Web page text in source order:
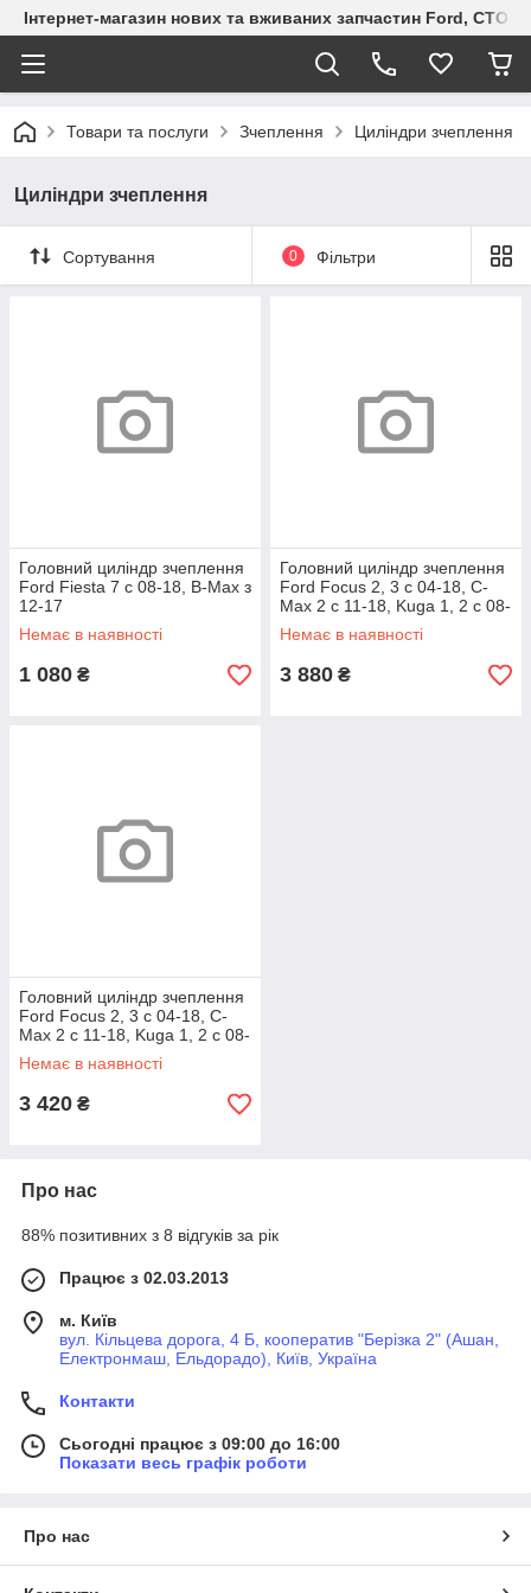
Інтернет-магазин нових та вживаних запчастин Ford, СТО
Товари та послуги Зчеплення Циліндри зчеплення
Циліндри зчеплення
Сортування 0 Фільтри
Головний циліндр зчеплення
Ford Fiesta 7 c 08-18, B-Max з
12-17
Немає в наявності
1 080 ₴
Головний циліндр зчеплення
Ford Focus 2, 3 c 04-18, C-
Max 2 c 11-18, Kuga 1, 2 c 08-
19, з датчиком
Немає в наявності
3 880 ₴
Головний циліндр зчеплення
Ford Focus 2, 3 c 04-18, C-
Max 2 c 11-18, Kuga 1, 2 c 08-
19, з датчиком
Немає в наявності
3 420 ₴
Про нас
88% позитивних з 8 відгуків за рік
Працює з 02.03.2013
м. Київ
вул. Кільцева дорога, 4 Б, кооператив "Берізка 2" (Ашан,
Електронмаш, Ельдорадо), Київ, Україна
Контакти
Сьогодні працює з 09:00 до 16:00
Показати весь графік роботи
Про нас